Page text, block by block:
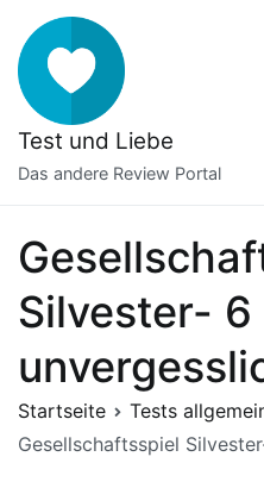
Inhalt
springen
Test und Liebe
Das andere Review Portal
Silvester- 6
Startseite
Tests
Gesellschaftsspiel